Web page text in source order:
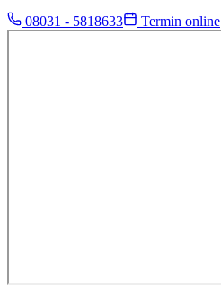
08031 - 5818633 Termin online